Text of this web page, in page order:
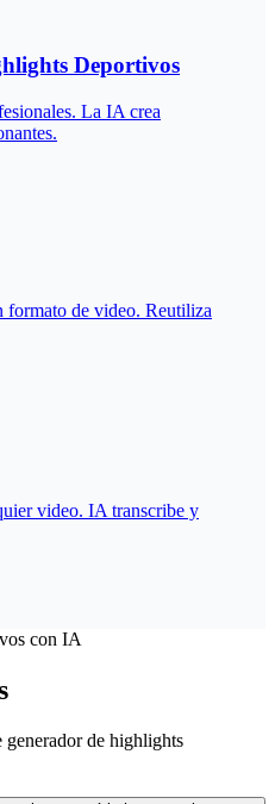
Deportivos
La IA crea
formato de video. Reutiliza
video. IA transcribe y
con IA
generador de highlights